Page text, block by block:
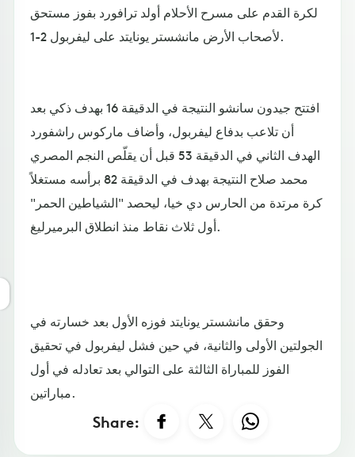
لكرة القدم على مسرح الأحلام أولد ترافورد بفوز مستحق
لأصحاب الأرض مانشستر يونايتد على ليفربول 2-1.
افتتح جيدون سانشو النتيجة في الدقيقة 16 بهدف ذكي بعد
أن تلاعب بدفاع ليفربول، وأضاف ماركوس راشفورد
الهدف الثاني في الدقيقة 53 قبل أن يقلّص النجم المصري
محمد صلاح النتيجة بهدف في الدقيقة 82 برأسه مستغلاً
كرة مرتدة من الحارس دي خيا، ليحصد "الشياطين الحمر"
أول ثلاث نقاط منذ انطلاق البرميرليغ.
وحقق مانشستر يونايتد فوزه الأول بعد خسارته في
الجولتين الأولى والثانية، في حين فشل ليفربول في تحقيق
الفوز للمباراة الثالثة على التوالي بعد تعادله في أول
مباراتين.
Share: